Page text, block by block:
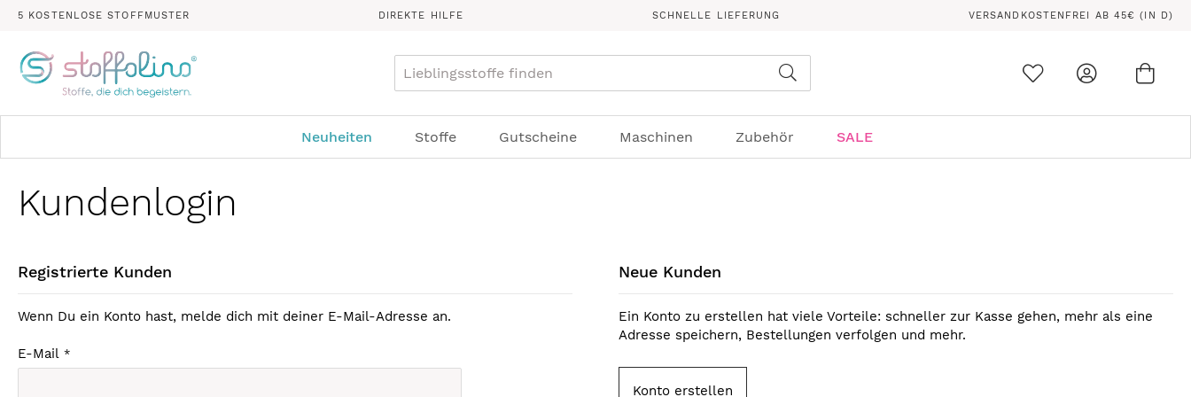
5 KOSTENLOSE STOFFMUSTER DIREKTE HILFE SCHNELLE LIEFERUNG VERSANDKOSTENFREI AB 45€ (IN D)
Suche
Neuheiten Stoffe Gutscheine Maschinen Zubehör SALE
Kundenlogin
Registrierte Kunden
Wenn Du ein Konto hast, melde dich mit deiner E-Mail-Adresse an.
E-Mail
Neue Kunden
Ein Konto zu erstellen hat viele Vorteile: schneller zur Kasse gehen, mehr als eine
Adresse speichern, Bestellungen verfolgen und mehr.
Konto erstellen